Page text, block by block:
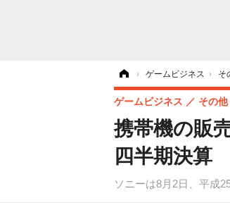
› ゲームビジネス › そ
携帯機の販
四半期決算
ソニーは8月2日、平成
ゲームビジネス その他